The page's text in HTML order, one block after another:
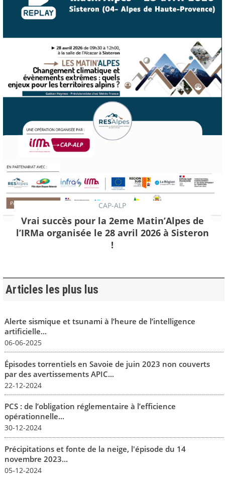
CAP-ALP
Vrai succès pour la 2eme Matin’Alpes de
l’IRMa organisée le 28 avril 2026 à Sisteron
!
Articles les plus lus
Alerte sismique et tsunami à l’heure de l’intelligence
artificielle...
06-06-2025
Épisodes torrentiels en Savoie de juin 2023 non couverts
par des avertissements APIC...
22-12-2024
PCS : de l’obligation réglementaire à l’efficience
opérationnelle...
30-12-2024
Précipitations et fonte de la neige, l'épisode du 14
novembre 2023...
05-12-2024